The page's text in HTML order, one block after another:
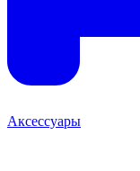
Аксессуары